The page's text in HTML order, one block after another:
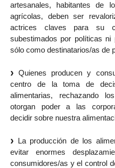
artesanales, habitantes de
agrícolas, deben ser
actrices claves para su
subestimados por políticas
sólo como destinatarios/as de
Quienes producen y
centro de la toma de
alimentarias, rechazando
otorgan poder a las
decidir sobre nuestra
La producción de los
evitar enormes
consumidores/as y el control